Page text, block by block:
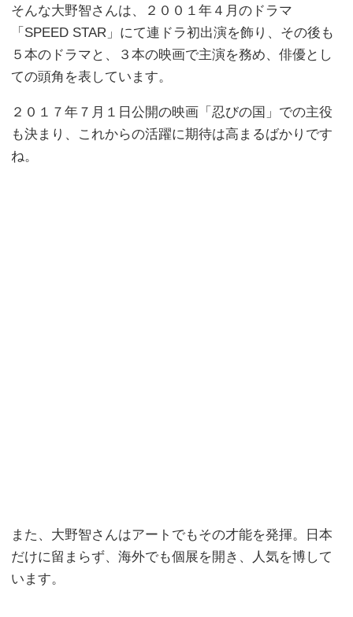
そんな大野智さんは、２００１年４月のドラマ
「SPEED STAR」にて連ドラ初出演を飾り、その後も
５本のドラマと、３本の映画で主演を務め、俳優とし
ての頭角を表しています。
２０１７年７月１日公開の映画「忍びの国」での主役
も決まり、これからの活躍に期待は高まるばかりです
ね。
また、大野智さんはアートでもその才能を発揮。日本
だけに留まらず、海外でも個展を開き、人気を博して
います。